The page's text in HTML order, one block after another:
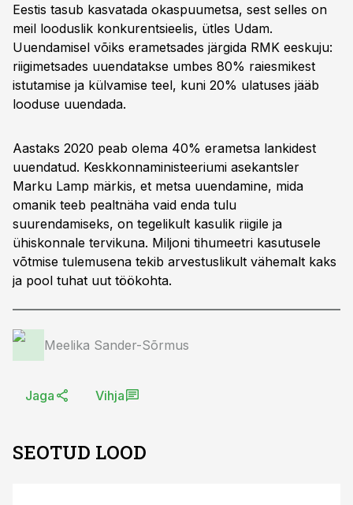
Eestis tasub kasvatada okaspuumetsa, sest selles on
meil looduslik konkurentsieelis, ütles Udam.
Uuendamisel võiks erametsades järgida RMK eeskuju:
riigimetsades uuendatakse umbes 80% raiesmikest
istutamise ja külvamise teel, kuni 20% ulatuses jääb
looduse uuendada.
Aastaks 2020 peab olema 40% erametsa lankidest
uuendatud. Keskkonnaministeeriumi asekantsler
Marku Lamp märkis, et metsa uuendamine, mida
omanik teeb pealtnäha vaid enda tulu
suurendamiseks, on tegelikult kasulik riigile ja
ühiskonnale tervikuna. Miljoni tihumeetri kasutusele
võtmise tulemusena tekib arvestuslikult vähemalt kaks
ja pool tuhat uut töökohta.
Meelika Sander-Sõrmus
Jaga Vihja
SEOTUD LOOD